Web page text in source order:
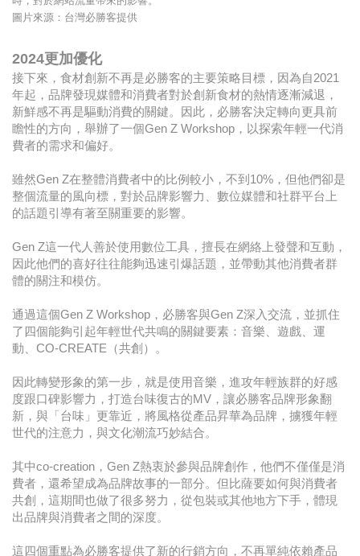
圖片來源：台灣必勝客提供
2024更加優化
接下來，食材創新不再是必勝客的主要策略目標，因為自2021
年起，品牌發現媒體和消費者對於創新食材的熱情逐漸減退，
新鮮感不再是驅動消費的關鍵。因此，必勝客決定轉向更具前
瞻性的方向，舉辦了一個Gen Z Workshop，以探索年輕一代消
費者的需求和偏好。
雖然Gen Z在整體消費者中的比例較小，不到10%，但他們卻是
整個流量的風向標，對於品牌影響力、數位媒體和社群平台上
的話題引導有著至關重要的影響。
Gen Z這一代人善於使用數位工具，擅長在網絡上發聲和互動，
因此他們的喜好往往能夠迅速引爆話題，並帶動其他消費者群
體的關注和模仿。
通過這個Gen Z Workshop，必勝客與Gen Z深入交流，並抓住
了四個能夠引起年輕世代共鳴的關鍵要素：音樂、遊戲、運
動、CO-CREATE（共創）。
因此轉變形象的第一步，就是使用音樂，進攻年輕族群的好感
度跟口碑影響力，打造台味復古的MV，讓必勝客品牌形象翻
新，與「台味」更靠近，將風格從產品昇華為品牌，擄獲年輕
世代的注意力，與文化潮流巧妙結合。
其中co-creation，Gen Z熱衷於參與品牌創作，他們不僅僅是消
費者，還希望成為品牌故事的一部分。但比薩要如何與消費者
共創，這期間也做了很多努力，從包裝或其他地方下手，體現
出品牌與消費者之間的深度。
這四個重點為必勝客提供了新的行銷方向，不再單純依賴產品